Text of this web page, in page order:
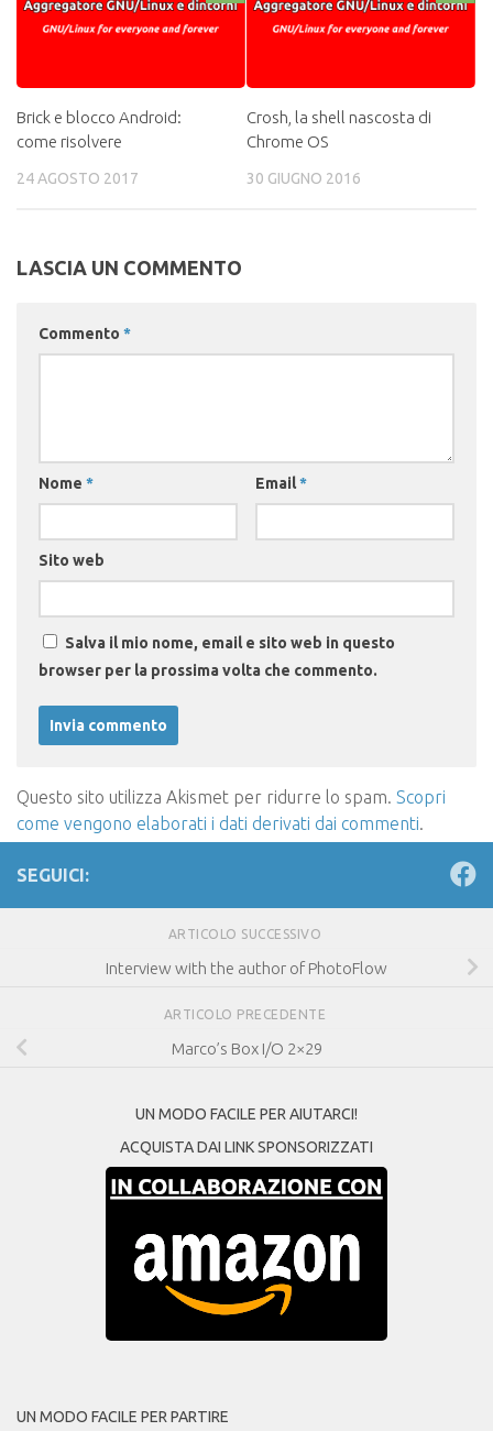
Brick e blocco Android:
come risolvere
24 AGOSTO 2017
Crosh, la shell nascosta di
Chrome OS
30 GIUGNO 2016
LASCIA UN COMMENTO
Commento *
Nome * Email*
Sito web
Salva il mio nome, email e sito web in questo
browser per la prossima volta che commento.
Questo sito utilizza Akismet per ridurre lo spam. Scopri
come vengono elaborati i dati derivati dai commenti
SEGUICI:
ARTICOLO SUCCESSIVO
Interview with the author of PhotoFlow
ARTICOLO PRECEDENTE
Marco’s Box I/O 2×29
UN MODO FACILE PER AIUTARCI!
ACQUISTA DAI LINK SPONSORIZZATI
UN MODO FACILE PER PARTIRE